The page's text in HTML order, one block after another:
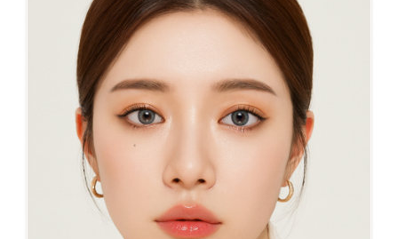
NO.127 Avery 紫棕 金粉系列